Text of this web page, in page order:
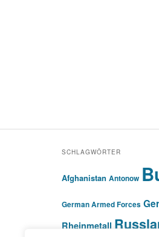
SCHLAGWÖRTER
Afghanistan Antonow
German Armed Forces
Rheinmetall